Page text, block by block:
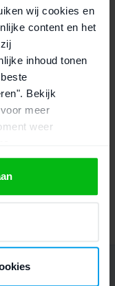
wij cookies en
content en het
inhoud tonen
Bekijk
voor meer
weer
uw gegevens
(video):
en geld
is het belangrijk dat
van apparaten
p> <p>
het gebruik van
glass voorkom
p><ul>
op het scherm</li>
dat je scherm
tegen water of
li></ul>